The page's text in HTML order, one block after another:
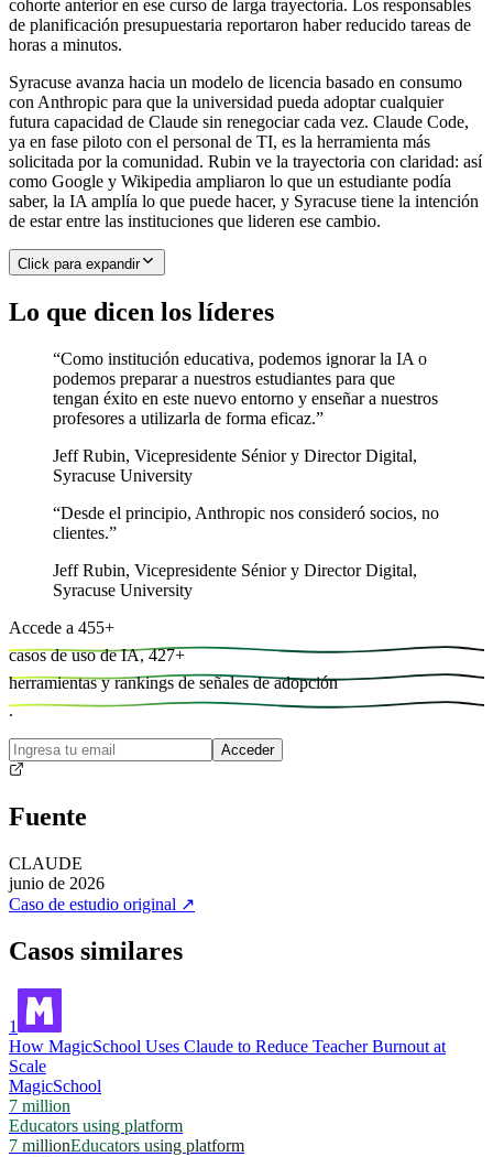
cohorte anterior en ese curso de larga trayectoria. Los responsables
de planificación presupuestaria reportaron haber reducido tareas de
horas a minutos.
Syracuse avanza hacia un modelo de licencia basado en consumo
con Anthropic para que la universidad pueda adoptar cualquier
futura capacidad de Claude sin renegociar cada vez. Claude Code,
ya en fase piloto con el personal de TI, es la herramienta más
solicitada por la comunidad. Rubin ve la trayectoria con claridad: así
como Google y Wikipedia ampliaron lo que un estudiante podía
saber, la IA amplía lo que puede hacer, y Syracuse tiene la intención
de estar entre las instituciones que lideren ese cambio.
Click para expandir
Lo que dicen los líderes
“Como institución educativa, podemos ignorar la IA o
podemos preparar a nuestros estudiantes para que
tengan éxito en este nuevo entorno y enseñar a nuestros
profesores a utilizarla de forma eficaz.”
Jeff Rubin, Vicepresidente Sénior y Director Digital,
Syracuse University
“Desde el principio, Anthropic nos consideró socios, no
clientes.”
Jeff Rubin, Vicepresidente Sénior y Director Digital,
Syracuse University
Accede a 455+
casos de uso de IA, 427+
herramientas y rankings de señales de adopción
.
Acceder
Fuente
CLAUDE
junio de 2026
Caso de estudio original ↗
Casos similares
1
How MagicSchool Uses Claude to Reduce Teacher Burnout at
Scale
MagicSchool
7 million
Educators using platform
7 millionEducators using platform